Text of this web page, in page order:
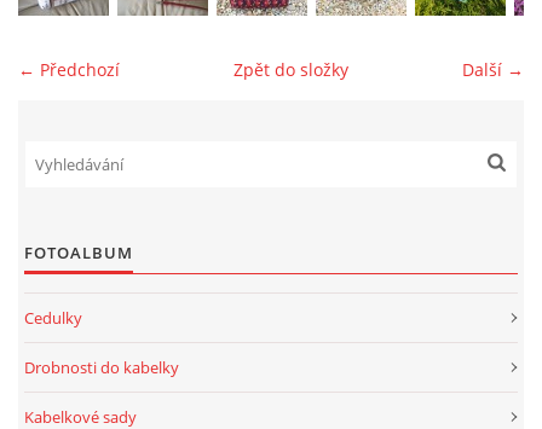
← Předchozí Další →
Zpět do složky
FOTOALBUM
Cedulky
Drobnosti do kabelky
Kabelkové sady